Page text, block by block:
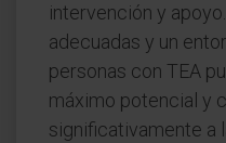
intervención y
adecuadas y un
personas con TEA
máximo potencial y
significativamente a